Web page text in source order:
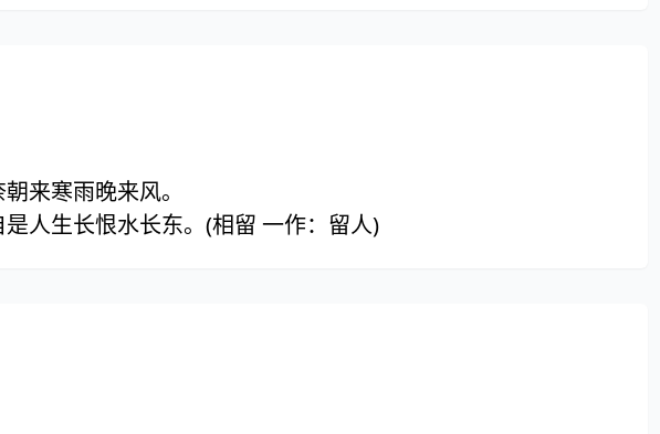
来寒雨晚来风。
人生长恨水长东。(相留 一作：留人)